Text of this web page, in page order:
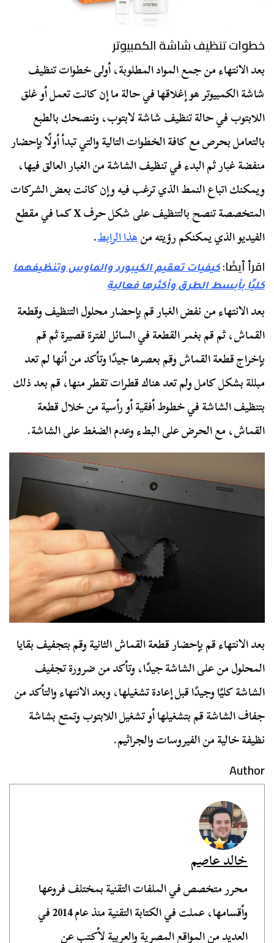
خطوات تنظيف شاشة الكمبيوتر
بعد الانتهاء من جمع المواد المطلوبة، أولى خطوات تنظيف
شاشة الكمبيوتر هو إغلاقها في حالة ما إن كانت تعمل أو غلق
اللابتوب في حالة تنظيف شاشة لابتوب، وننصحك بالطبع
بالتعامل بحرص مع كافة الخطوات التالية والتي تبدأ أولًا بإحضار
منفضة غبار ثم البدء في تنظيف الشاشة من الغبار العالق فيها،
ويمكنك اتباع النمط الذي ترغب فيه وإن كانت بعض الشركات
المتخصصة تنصح بالتنظيف على شكل حرف X كما في مقطع
الفيديو الذي يمكنكم رؤيته منهذا الرابط.
اقرأ أيضًا:كيفيات تعقيم الكيبورد والماوس وتنظيفهما
كليًا بأبسط الطرق وأكثرها فعالية
بعد الانتهاء من نفض الغبار قم بإحضار محلول التنظيف وقطعة
القماش، ثم قم بغمر القطعة في السائل لفترة قصيرة ثم قم
بإخراج قطعة القماش وقم بعصرها جيدًا وتأكد من أنها لم تعد
مبللة بشكل كامل ولم تعد هناك قطرات تقطر منها، قم بعد ذلك
بتنظيف الشاشة في خطوط أفقية أو رأسية من خلال قطعة
القماش، مع الحرض على البطء وعدم الضغط على الشاشة.
بعد الانتهاء قم بإحضار قطعة القماش الثانية وقم بتجفيف بقايا
المحلول من على الشاشة جيدًا، وتأكد من ضرورة تجفيف
الشاشة كليًا وجيدًا قبل إعادة تشغيلها، وبعد الانتهاء والتأكد من
جفاف الشاشة قم بتشغيلها أو تشغيل اللابتوب وتمتع بشاشة
نظيفة خالية من الفيروسات والجراثيم.
Author
خالد عاصم
محرر متخصص في الملفات التقنية بمختلف فروعها
وأقسامها، عملت في الكتابة التقنية منذ عام 2014 في
العديد من المواقع المصرية والعربية لأكتب عن